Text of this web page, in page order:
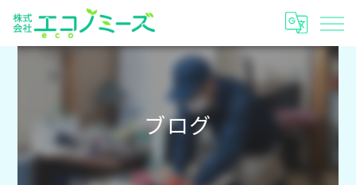
ブログ